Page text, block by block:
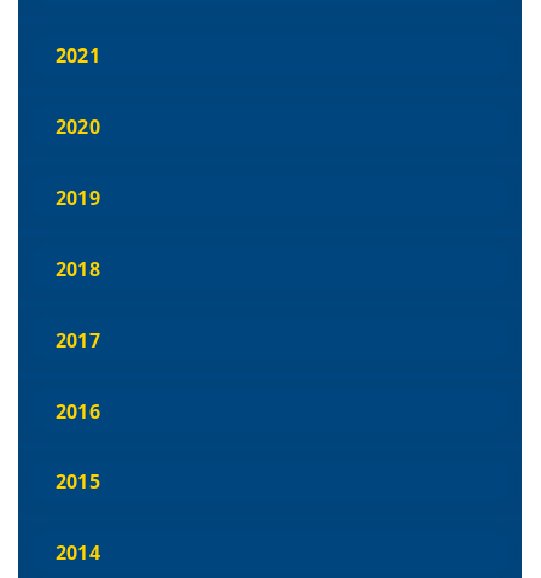
2021
2020
2019
2018
2017
2016
2015
2014